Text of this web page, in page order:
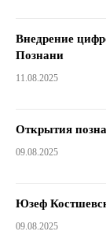
Внедрение
Познани
11.08.2025
Открытия
09.08.2025
Юзеф
09.08.2025